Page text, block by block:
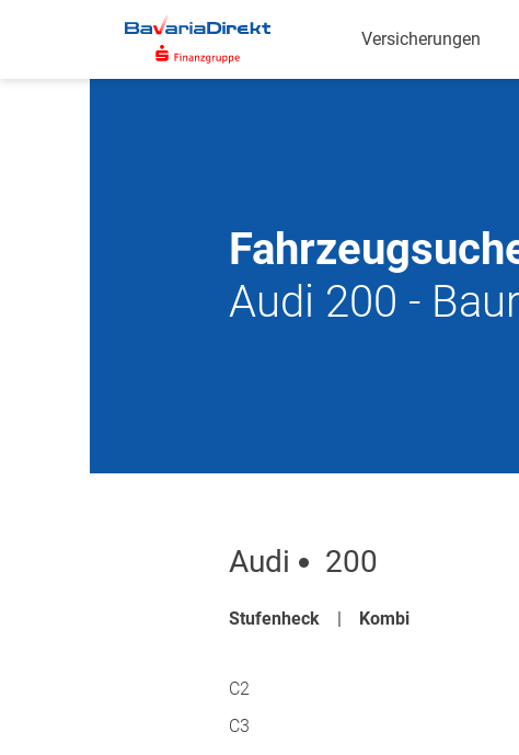
Versicherungen
Audi 200 -
Audi 200
Stufenheck Kombi
C2
C3